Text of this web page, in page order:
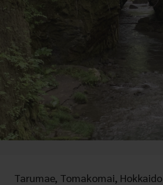
Tarumae, Tomakomai, Hokkaido